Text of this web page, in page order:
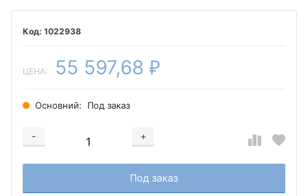
1022938
ЦЕНА: 55 597,68 ₽
Основний: Под заказ
-
+
Добавляется...
Под заказ
Добавлен